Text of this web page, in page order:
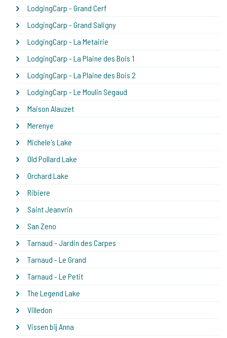
LodgingCarp - Grand Cerf
LodgingCarp - Grand Saligny
LodgingCarp - La Metairie
LodgingCarp - La Plaine des Bois 1
LodgingCarp - La Plaine des Bois 2
LodgingCarp - Le Moulin Segaud
Maison Alauzet
Merenye
Michele's Lake
Old Pollard Lake
Orchard Lake
Ribiere
Saint Jeanvrin
San Zeno
Tarnaud - Jardin des Carpes
Tarnaud - Le Grand
Tarnaud - Le Petit
The Legend Lake
Villedon
Vissen bij Anna